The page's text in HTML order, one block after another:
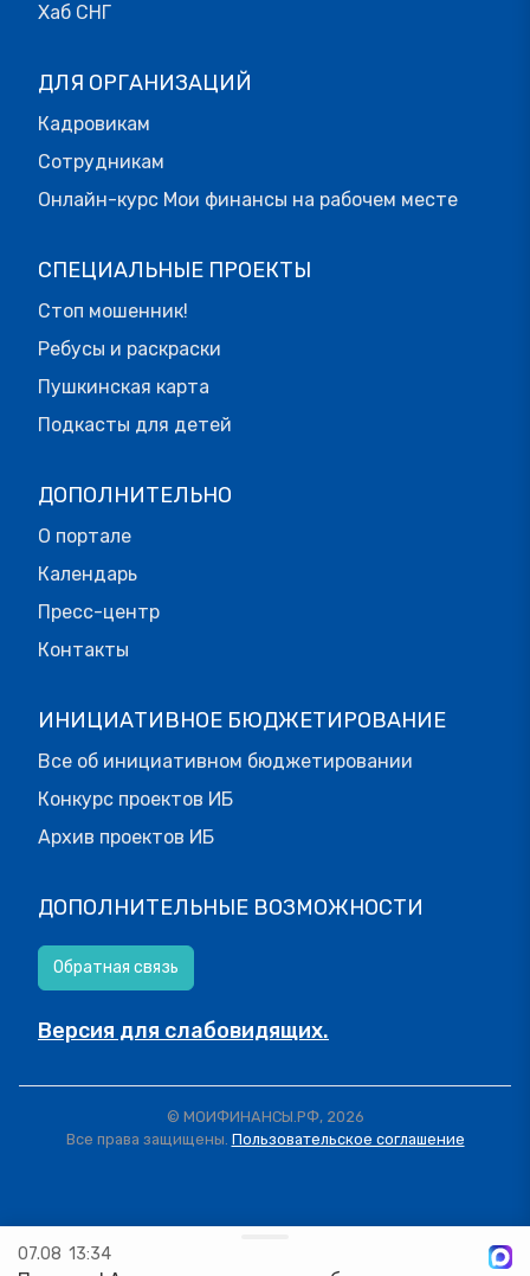
Хаб СНГ
ДЛЯ ОРГАНИЗАЦИЙ
Кадровикам
Сотрудникам
Онлайн-курс Мои финансы на рабочем месте
СПЕЦИАЛЬНЫЕ ПРОЕКТЫ
Стоп мошенник!
Ребусы и раскраски
Пушкинская карта
Подкасты для детей
ДОПОЛНИТЕЛЬНО
О портале
Календарь
Пресс-центр
Контакты
ИНИЦИАТИВНОЕ БЮДЖЕТИРОВАНИЕ
Все об инициативном бюджетировании
Конкурс проектов ИБ
Архив проектов ИБ
ДОПОЛНИТЕЛЬНЫЕ ВОЗМОЖНОСТИ
Обратная связь
Версия для слабовидящих.
© МОИФИНАНСЫ.РФ, 2026
Все права защищены. Пользовательское соглашение
07.08 13:34